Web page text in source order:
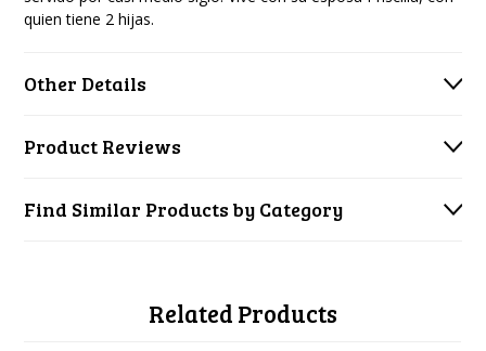
quien tiene 2 hijas.
Other Details
Product Reviews
Find Similar Products by Category
Related Products